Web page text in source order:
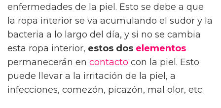
enfermedades de la piel. Esto se debe a que
la ropa interior se va acumulando el sudor y la
bacteria a lo largo del día, y si no se cambia
esta ropa interior, estos dos elementos
permanecerán en contacto con la piel. Esto
puede llevar a la irritación de la piel, a
infecciones, comezón, picazón, mal olor, etc.